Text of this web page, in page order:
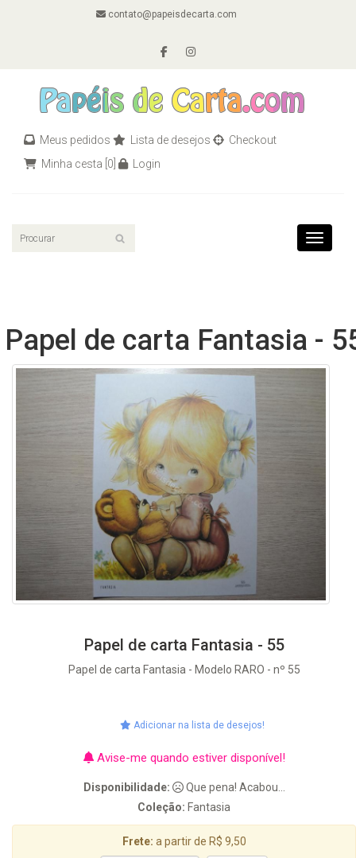
contato@papeisdecarta.com
Meus pedidos Lista de desejos
Checkout
Minha cesta [0] Login
Toggle
Papel de carta Fantasia -
Papel de carta Fantasia - 55
Papel de carta Fantasia - Modelo RARO - nº 55
Adicionar na lista de desejos!
Avise-me quando estiver disponível!
Disponibilidade:
Que pena! Acabou...
Coleção: Fantasia
Frete: a partir de R$ 9,50